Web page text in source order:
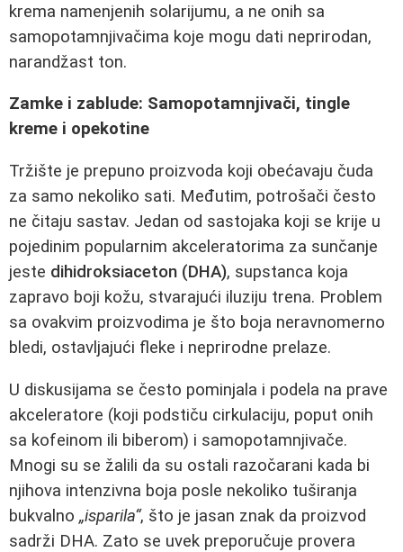
krema namenjenih solarijumu, a ne onih sa
samopotamnjivačima koje mogu dati neprirodan,
narandžast ton.
Zamke i zablude: Samopotamnjivači, tingle
kreme i opekotine
Tržište je prepuno proizvoda koji obećavaju čuda
za samo nekoliko sati. Međutim, potrošači često
ne čitaju sastav. Jedan od sastojaka koji se krije u
pojedinim popularnim akceleratorima za sunčanje
jeste dihidroksiaceton (DHA), supstanca koja
zapravo boji kožu, stvarajući iluziju trena. Problem
sa ovakvim proizvodima je što boja neravnomerno
bledi, ostavljajući fleke i neprirodne prelaze.
U diskusijama se često pominjala i podela na prave
akceleratore (koji podstiču cirkulaciju, poput onih
sa kofeinom ili biberom) i samopotamnjivače.
Mnogi su se žalili da su ostali razočarani kada bi
njihova intenzivna boja posle nekoliko tuširanja
bukvalno „isparila“, što je jasan znak da proizvod
sadrži DHA. Zato se uvek preporučuje provera